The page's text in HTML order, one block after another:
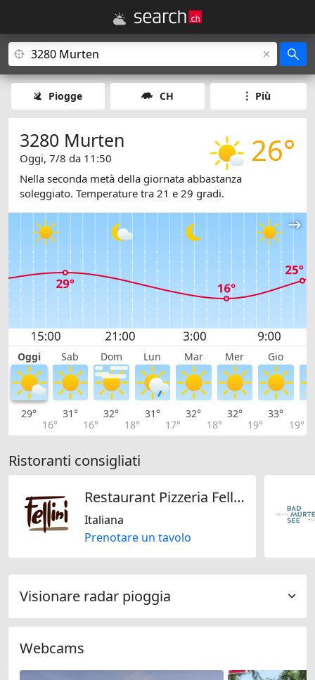
Piogge CH Più
26°
3280 Murten
Oggi, 7/8 da 11:50
Nella seconda metà della giornata abbastanza
soleggiato. Temperature tra 21 e 29 gradi.
Oggi Sab Dom Lun Mar Mer Gio
29°
16°
31°
16°
32°
18°
31°
17°
32°
18°
32°
19°
33°
19°
Ristoranti consigliati
Restaurant Pizzeria Fellini
Italiana
Prenotare un tavolo
Visionare radar pioggia
Webcams